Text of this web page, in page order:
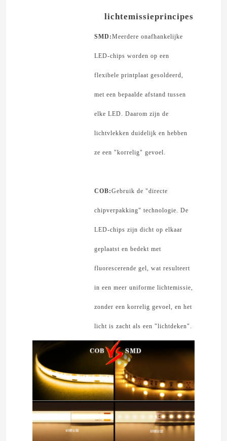
Vraag een offerte aan
licht van de neon het flexibele strook
De Strooklicht van het siliconeneon
Flexibele LEIDEN Strooklicht
Horizon Lineair Licht
Onder Kabinets LEIDEN Strooklicht
lichtemissieprincipes
SMD:Meerdere onafhankelijke
LED-chips worden op een
flexibele printplaat gesoldeerd,
met een bepaalde afstand tussen
elke LED. Daarom zijn de
lichtvlekken duidelijk en hebben
ze een "korrelig" gevoel.
COB:Gebruik de "directe
chipverpakking" technologie. De
LED-chips zijn dicht op elkaar
geplaatst en bedekt met
fluorescerende gel, wat resulteert
in een meer uniforme lichtemissie,
zonder een korrelig gevoel, en het
licht is zacht als een "lichtdeken".